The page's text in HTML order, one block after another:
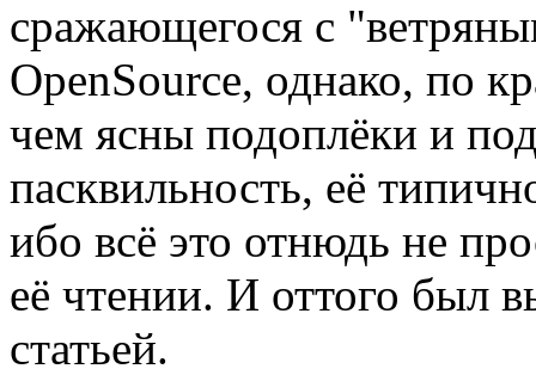
сражающегося с
OpenSource, однако, по
чем ясны подоплёки и
пасквильность, её
ибо всё это отнюдь не
её чтении. И оттого был
статьей.